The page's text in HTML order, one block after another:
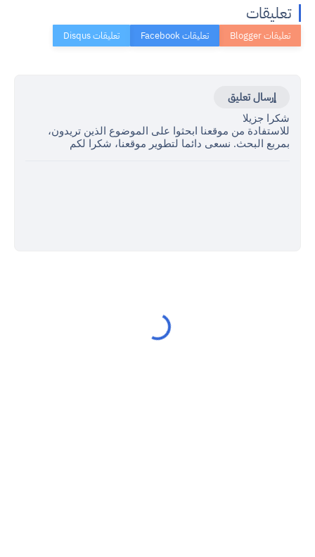
تعليقات
إرسال تعليق
شكرا جزيلا
للاستفادة من موقعنا ابحثوا على الموضوع الذين تريدون،
بمربع البحث. نسعى دائما لتطوير موقعنا، شكرا لكم